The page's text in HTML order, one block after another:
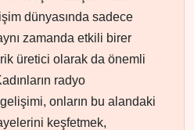
dünyasında sadece
zamanda etkili birer
üretici olarak da önemli
radyo
onların bu alandaki
keşfetmek,